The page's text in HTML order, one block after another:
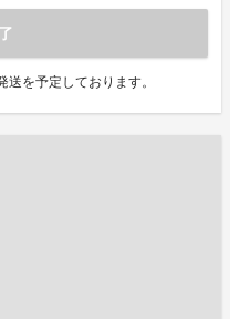
を予定しております。